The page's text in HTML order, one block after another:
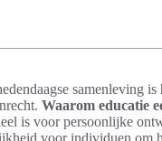
samenleving
Waarom educatie
is voor persoonlijke
voor individuen om